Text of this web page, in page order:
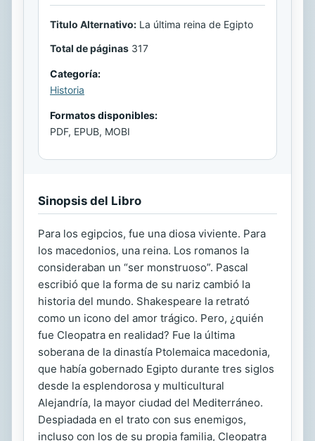
Titulo Alternativo: La última reina de Egipto
Total de páginas 317
Categoría:
Historia
Formatos disponibles:
PDF, EPUB, MOBI
Sinopsis del Libro
Para los egipcios, fue una diosa viviente. Para
los macedonios, una reina. Los romanos la
consideraban un “ser monstruoso”. Pascal
escribió que la forma de su nariz cambió la
historia del mundo. Shakespeare la retrató
como un icono del amor trágico. Pero, ¿quién
fue Cleopatra en realidad? Fue la última
soberana de la dinastía Ptolemaica macedonia,
que había gobernado Egipto durante tres siglos
desde la esplendorosa y multicultural
Alejandría, la mayor ciudad del Mediterráneo.
Despiadada en el trato con sus enemigos,
incluso con los de su propia familia, Cleopatra